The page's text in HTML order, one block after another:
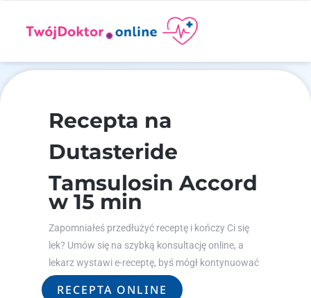
Recepta na
Dutasteride
Tamsulosin Accord
w 15 min
Zapomniałeś przedłużyć receptę i kończy Ci się
lek? Umów się na szybką konsultację online, a
lekarz wystawi e-receptę, byś mógł kontynuować
leczenie.
RECEPTA ONLINE